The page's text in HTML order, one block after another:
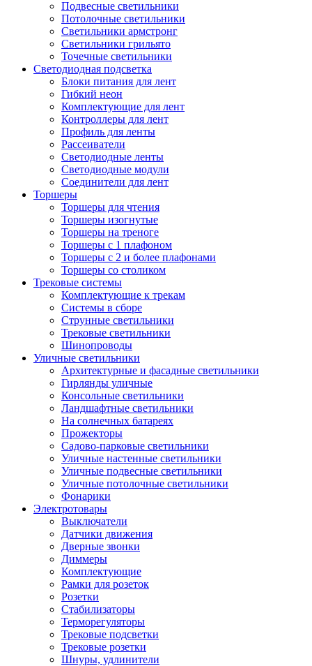
Подвесные светильники
Потолочные светильники
Светильники армстронг
Светильники грильято
Точечные светильники
Светодиодная подсветка
Блоки питания для лент
Гибкий неон
Комплектующие для лент
Контроллеры для лент
Профиль для ленты
Рассеиватели
Светодиодные ленты
Светодиодные модули
Соединители для лент
Торшеры
Торшеры для чтения
Торшеры изогнутые
Торшеры на треноге
Торшеры с 1 плафоном
Торшеры с 2 и более плафонами
Торшеры со столиком
Трековые системы
Комплектующие к трекам
Системы в сборе
Струнные светильники
Трековые светильники
Шинопроводы
Уличные светильники
Архитектурные и фасадные светильники
Гирлянды уличные
Консольные светильники
Ландшафтные светильники
На солнечных батареях
Прожекторы
Садово-парковые светильники
Уличные настенные светильники
Уличные подвесные светильники
Уличные потолочные светильники
Фонарики
Электротовары
Выключатели
Датчики движения
Дверные звонки
Диммеры
Комплектующие
Рамки для розеток
Розетки
Стабилизаторы
Терморегуляторы
Трековые подсветки
Трековые розетки
Шнуры, удлинители